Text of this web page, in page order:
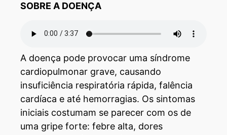
SOBRE A DOENÇA
A doença pode provocar uma síndrome
cardiopulmonar grave, causando
insuficiência respiratória rápida, falência
cardíaca e até hemorragias. Os sintomas
iniciais costumam se parecer com os de
uma gripe forte: febre alta, dores